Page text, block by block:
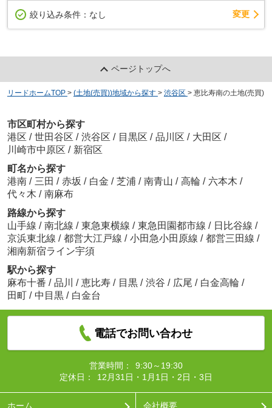
絞り込み条件： なし 変更
ページトップへ
リードホームTOP > (土地(売買))地域から探す > 渋谷区 > 恵比寿南の土地(売買)
市区町村から探す
港区 / 世田谷区 / 渋谷区 / 目黒区 / 品川区 / 大田区 /
川崎市中原区 / 新宿区
町名から探す
港南 / 三田 / 赤坂 / 白金 / 芝浦 / 南青山 / 高輪 / 六本木 /
代々木 / 南麻布
路線から探す
山手線 / 南北線 / 東急東横線 / 東急田園都市線 / 日比谷線 /
京浜東北線 / 都営大江戸線 / 小田急小田原線 / 都営三田線 /
湘南新宿ライン宇須
駅から探す
麻布十番 / 品川 / 恵比寿 / 目黒 / 渋谷 / 広尾 / 白金高輪 /
田町 / 中目黒 / 白金台
電話でお問い合わせ
営業時間：
9:30～19:30
定休日：
12月31日・1月1日・2日・3日
ホーム 会社概要